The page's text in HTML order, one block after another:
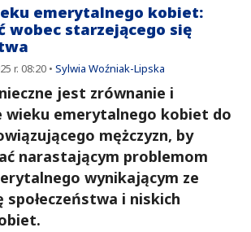
emerytalnego kobiet:
wobec starzejącego się
r. 08:20 • Sylwia Woźniak-Lipska
jest zrównanie i
wieku emerytalnego kobiet do
mężczyzn, by
narastającym problemom
wynikającym ze
społeczeństwa i niskich